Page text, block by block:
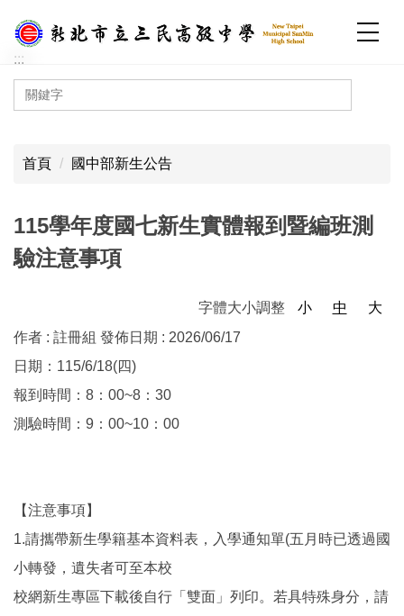
到
主
要
:::
首頁 國中部新生公告
115學年度國七新生實體報到暨編班測
驗注意事項
字體大小調整 小 中
大
作者 : 註冊組 發佈日期 : 2026/06/17
日期：115/6/18(四)
報到時間：8：00~8：30
測驗時間：9：00~10：00
【注意事項】
1.請攜帶新生學籍基本資料表，入學通知單(五月時已透過國
小轉發，遺失者可至本校
校網新生專區下載後自行「雙面」列印。若具特殊身分，請